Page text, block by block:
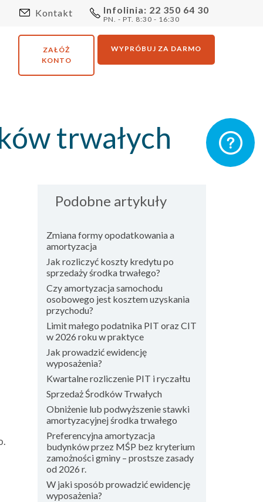
Infolinia: 22 350 64 30
PN. - PT. 8:30 - 16:30
Kontakt
WYPRÓBUJ ZA DARMO
ZAŁÓŻ
KONTO
trwałych
Podobne artykuły
Zmiana formy opodatkowania a
amortyzacja
Jak rozliczyć koszty kredytu po
sprzedaży środka trwałego?
Czy amortyzacja samochodu
osobowego jest kosztem uzyskania
przychodu?
Limit małego podatnika PIT oraz CIT
w 2026 roku w praktyce
Jak prowadzić ewidencję
wyposażenia?
Kwartalne rozliczenie PIT i ryczałtu
Sprzedaż Środków Trwałych
Obniżenie lub podwyższenie stawki
amortyzacyjnej środka trwałego
Preferencyjna amortyzacja
budynków przez MŚP bez kryterium
zamożności gminy – prostsze zasady
od 2026 r.
W jaki sposób prowadzić ewidencję
wyposażenia?